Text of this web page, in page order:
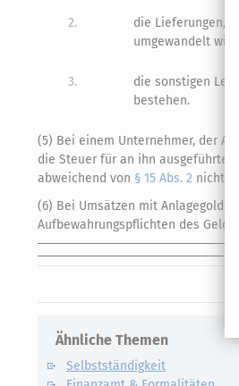
2.
die Lieferungen,
umgewandelt wird;
3.
die sonstigen
bestehen.
(5) Bei einem Unternehmer, der
die Steuer für an ihn ausgeführte
abweichend von § 15 Abs. 2 nicht
(6) Bei Umsätzen mit Anlagegold
Aufbewahrungspflichten des
Ähnliche Themen
Selbstständigkeit